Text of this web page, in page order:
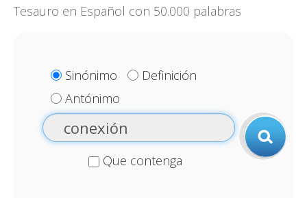
Tesauro en Español con 50.000 palabras
Sinónimo
Definición
Antónimo
Que contenga